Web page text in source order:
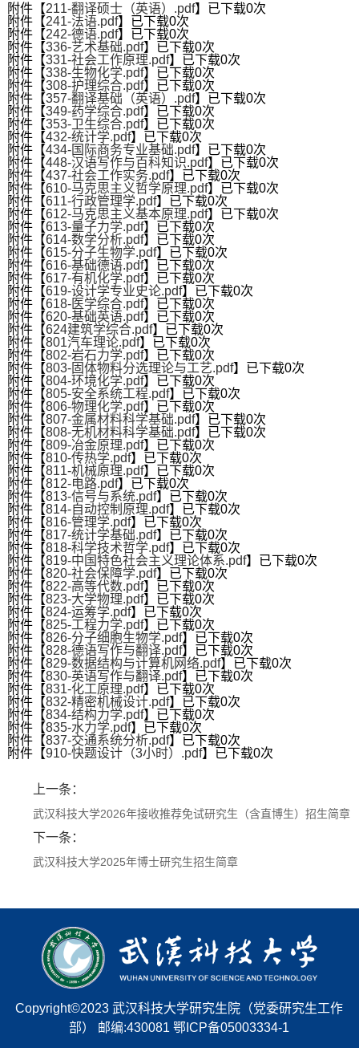
第 2 页
第 3 页
附件【211-翻译硕士（英语）.pdf】已下载0次
附件【241-法语.pdf】已下载0次
附件【242-德语.pdf】已下载0次
附件【336-艺术基础.pdf】已下载0次
附件【331-社会工作原理.pdf】已下载0次
附件【338-生物化学.pdf】已下载0次
附件【308-护理综合.pdf】已下载0次
附件【357-翻译基础（英语）.pdf】已下载0次
附件【349-药学综合.pdf】已下载0次
附件【353-卫生综合.pdf】已下载0次
附件【432-统计学.pdf】已下载0次
附件【434-国际商务专业基础.pdf】已下载0次
附件【448-汉语写作与百科知识.pdf】已下载0次
附件【437-社会工作实务.pdf】已下载0次
附件【610-马克思主义哲学原理.pdf】已下载0次
附件【611-行政管理学.pdf】已下载0次
附件【612-马克思主义基本原理.pdf】已下载0次
附件【613-量子力学.pdf】已下载0次
附件【614-数学分析.pdf】已下载0次
附件【615-分子生物学.pdf】已下载0次
附件【616-基础德语.pdf】已下载0次
附件【617-有机化学.pdf】已下载0次
附件【619-设计学专业史论.pdf】已下载0次
附件【618-医学综合.pdf】已下载0次
附件【620-基础英语.pdf】已下载0次
附件【624建筑学综合.pdf】已下载0次
附件【801汽车理论.pdf】已下载0次
附件【802-岩石力学.pdf】已下载0次
附件【803-固体物料分选理论与工艺.pdf】已下载0次
附件【804-环境化学.pdf】已下载0次
附件【805-安全系统工程.pdf】已下载0次
附件【806-物理化学.pdf】已下载0次
附件【807-金属材料科学基础.pdf】已下载0次
附件【808-无机材料科学基础.pdf】已下载0次
附件【809-冶金原理.pdf】已下载0次
附件【810-传热学.pdf】已下载0次
附件【811-机械原理.pdf】已下载0次
附件【812-电路.pdf】已下载0次
附件【813-信号与系统.pdf】已下载0次
附件【814-自动控制原理.pdf】已下载0次
附件【816-管理学.pdf】已下载0次
附件【817-统计学基础.pdf】已下载0次
附件【818-科学技术哲学.pdf】已下载0次
附件【819-中国特色社会主义理论体系.pdf】已下载0次
附件【820-社会保障学.pdf】已下载0次
附件【822-高等代数.pdf】已下载0次
附件【823-大学物理.pdf】已下载0次
附件【824-运筹学.pdf】已下载0次
附件【825-工程力学.pdf】已下载0次
附件【826-分子细胞生物学.pdf】已下载0次
附件【828-德语写作与翻译.pdf】已下载0次
附件【829-数据结构与计算机网络.pdf】已下载0次
附件【830-英语写作与翻译.pdf】已下载0次
附件【831-化工原理.pdf】已下载0次
附件【832-精密机械设计.pdf】已下载0次
附件【834-结构力学.pdf】已下载0次
附件【835-水力学.pdf】已下载0次
附件【837-交通系统分析.pdf】已下载0次
附件【910-快题设计（3小时）.pdf】已下载0次
上一条：
武汉科技大学2026年接收推荐免试研究生（含直博生）招生简章
下一条：
武汉科技大学2025年博士研究生招生简章
Copyright©2023 武汉科技大学研究生院（党委研究生工作
部） 邮编:430081 鄂ICP备05003334-1